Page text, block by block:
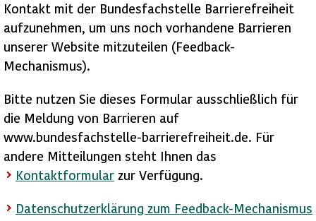
Kontakt mit der Bundesfachstelle Barrierefreiheit
aufzunehmen, um uns noch vorhandene Barrieren
unserer Website mitzuteilen (Feedback-
Mechanismus).
Bitte nutzen Sie dieses Formular ausschließlich für
die Meldung von Barrieren auf
www.bundesfachstelle-barrierefreiheit.de. Für
andere Mitteilungen steht Ihnen das
Kontaktformular zur Verfügung.
Datenschutzerklärung zum Feedback-Mechanismus